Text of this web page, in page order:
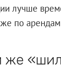
лучше
по
же